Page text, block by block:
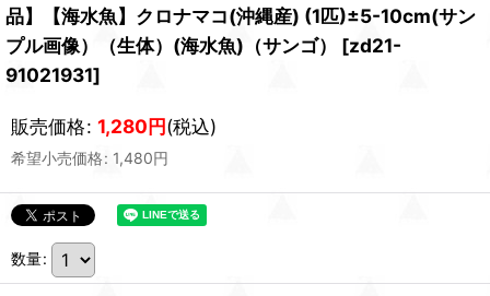
品】【海水魚】クロナマコ(沖縄産) (1匹)±5-10cm(サン
プル画像）（生体）(海水魚)（サンゴ）
[zd21-
91021931]
販売価格: 1,280円(税込)
希望小売価格: 1,480円
数量: